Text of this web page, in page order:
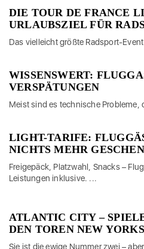
DIE TOUR DE FRANCE
URLAUBSZIEL FÜR
Das vielleicht größte Radsport-
WISSENSWERT:
VERSPÄTUNGEN
Meist sind es technische Probleme,
LIGHT-TARIFE:
NICHTS MEHR
Freigepäck, Platzwahl, Snacks –
Leistungen inklusive. ...
ATLANTIC CITY –
DEN TOREN NEW YORKS
Sie ist die ewige Nummer zwei –